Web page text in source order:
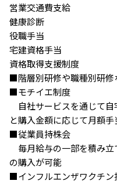
営業交通費支給
健康診断
役職手当
宅建資格手当
資格取得支援制度
■階層別研修や職種別研修
■モチイエ制度
⾃社サービスを通じて自
と購⼊⾦額に応じて月額
■従業員持株会
毎⽉給与の⼀部を積み⽴
の購⼊が可能
■インフルエンザワクチン